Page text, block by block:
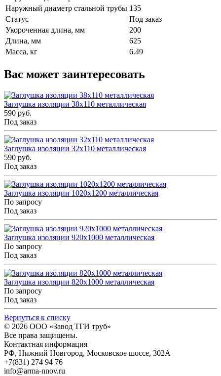
Наружный диаметр стальной трубы 135
Статус
Под заказ
Укороченная длина, мм
200
Длина, мм
625
Масса, кг
6.49
Вас может заинтересовать
Заглушка изоляции 38x110 металлическая
590 руб.
Под заказ
Заглушка изоляции 32x110 металлическая
590 руб.
Под заказ
Заглушка изоляции 1020x1200 металлическая
По запросу
Под заказ
Заглушка изоляции 920x1000 металлическая
По запросу
Под заказ
Заглушка изоляции 820x1000 металлическая
По запросу
Под заказ
Вернуться к списку
© 2026 ООО «Завод ТГИ труб»
Все права защищены.
Контактная информация
РФ, Нижний Новгород, Московское шоссе, 302А
+7(831) 274 94 76
info@arma-nnov.ru